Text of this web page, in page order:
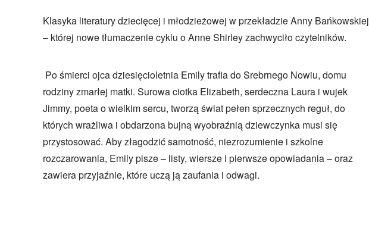
Klasyka literatury dziecięcej i młodzieżowej w przekładzie Anny Bańkowskiej
– której nowe tłumaczenie cyklu o Anne Shirley zachwyciło czytelników.
Po śmierci ojca dziesięcioletnia Emily trafia do Srebrnego Nowiu, domu
rodziny zmarłej matki. Surowa ciotka Elizabeth, serdeczna Laura i wujek
Jimmy, poeta o wielkim sercu, tworzą świat pełen sprzecznych reguł, do
których wrażliwa i obdarzona bujną wyobraźnią dziewczynka musi się
przystosować. Aby złagodzić samotność, niezrozumienie i szkolne
rozczarowania, Emily pisze – listy, wiersze i pierwsze opowiadania – oraz
zawiera przyjaźnie, które uczą ją zaufania i odwagi.